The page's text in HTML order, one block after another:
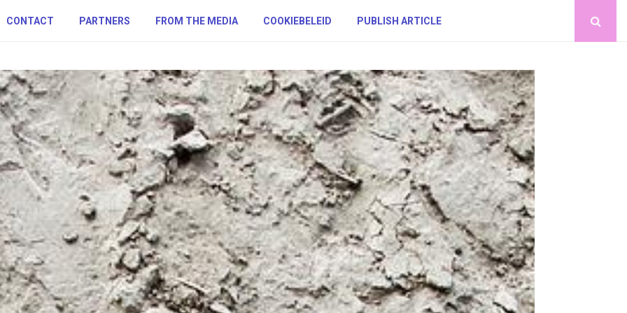
CONTACT PARTNERS FROM THE MEDIA COOKIEBELEID PUBLISH ARTICLE